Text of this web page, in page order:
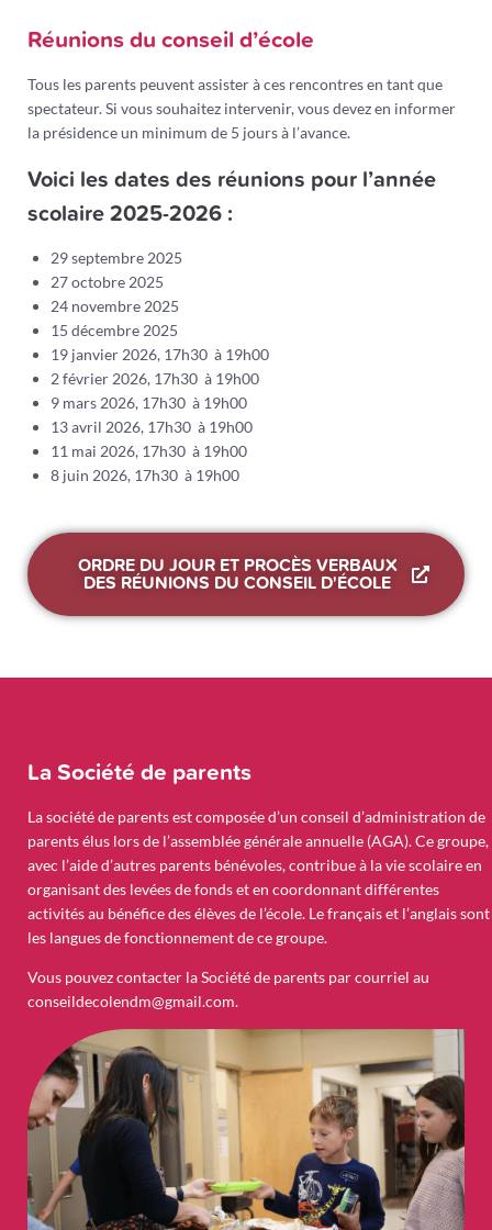
Réunions du conseil d’école
Tous les parents peuvent assister à ces rencontres en tant que
spectateur. Si vous souhaitez intervenir, vous devez en informer
la présidence un minimum de 5 jours à l’avance.
Voici les dates des réunions pour l’année
scolaire 2025-2026 :
29 septembre 2025
27 octobre 2025
24 novembre 2025
15 décembre 2025
19 janvier 2026, 17h30 à 19h00
2 février 2026, 17h30 à 19h00
9 mars 2026, 17h30 à 19h00
13 avril 2026, 17h30 à 19h00
11 mai 2026, 17h30 à 19h00
8 juin 2026, 17h30 à 19h00
ORDRE DU JOUR ET PROCÈS VERBAUX
DES RÉUNIONS DU CONSEIL D'ÉCOLE
La Société de parents
La société de parents est composée d’un conseil d’administration de
parents élus lors de l’assemblée générale annuelle (AGA). Ce groupe,
avec l’aide d’autres parents bénévoles, contribue à la vie scolaire en
organisant des levées de fonds et en coordonnant différentes
activités au bénéfice des élèves de l’école. Le français et l’anglais sont
les langues de fonctionnement de ce groupe.
Vous pouvez contacter la Société de parents par courriel au
conseildecolendm@gmail.com.